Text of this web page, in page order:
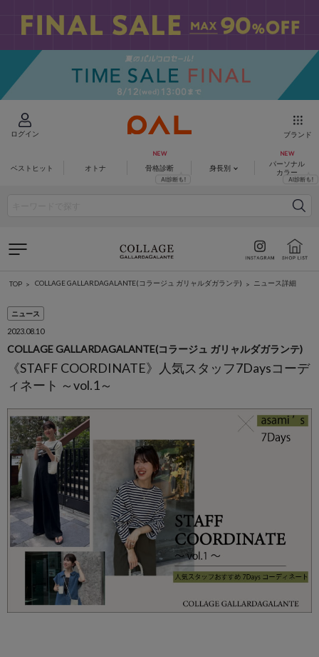
ログイン ブランド
ベストヒット オトナ 骨格診断 身長別
パーソナル
カラー
TOP COLLAGE GALLARDAGALANTE(コラージュ ガリャルダガランテ) ニュース詳細
ニュース
2023.08.10
COLLAGE GALLARDAGALANTE(コラージュ ガリャルダガランテ)
《STAFF COORDINATE》人気スタッフ7Daysコーデ
ィネート ～vol.1～